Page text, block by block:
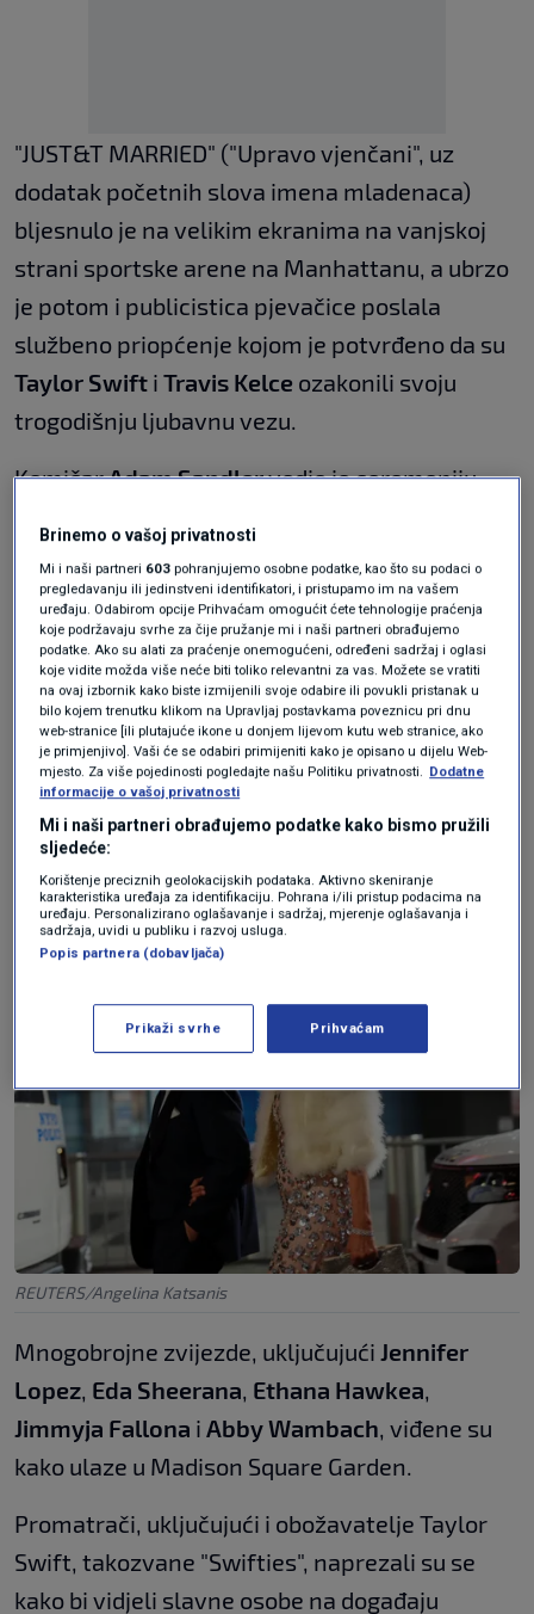
"JUST&T MARRIED" ("Upravo vjenčani", uz
dodatak početnih slova imena mladenaca)
bljesnulo je na velikim ekranima na vanjskoj
strani sportske arene na Manhattanu, a ubrzo
je potom i publicistica pjevačice poslala
službeno priopćenje kojom je potvrđeno da su
Taylor Swift i Travis Kelce ozakonili svoju
trogodišnju ljubavnu vezu.
KomičarAdam Sandlervodio je ceremoniju,
e-pošte pod naslovom "Taylor Swift i Travis
Kelce vjenčani su!".
U prioćenju je Sandler opisan kao prijatelj para.
Taylorin bratAustinbio je "njen svjedok", a
Travisov kum je bio njegov bratJason,
umirovljeni NFL igrač.
Navedeno je i da su mladenka i mladoženja
nosili odjevne kombinacije koje je kreirao
Christian Dior.
REUTERS/Angelina Katsanis
Mnogobrojne zvijezde, uključujući Jennifer
Lopez Eda Sheerana Ethana Hawkea
Jimmyja Fallona i Abby Wambach , viđene su
kako ulaze u Madison Square Garden.
Promatrači, uključujući i obožavatelje Taylor
Swift, takozvane "Swifties", naprezali su se
kako bi vidjeli slavne osobe na događaju
Brinemo o vašoj privatnosti
Mi i naši partneri 603 pohranjujemo osobne podatke, kao što su podaci o
pregledavanju ili jedinstveni identifikatori, i pristupamo im na vašem
uređaju. Odabirom opcije Prihvaćam omogućit ćete tehnologije praćenja
koje podržavaju svrhe za čije pružanje mi i naši partneri obrađujemo
podatke. Ako su alati za praćenje onemogućeni, određeni sadržaj i oglasi
koje vidite možda više neće biti toliko relevantni za vas. Možete se vratiti
na ovaj izbornik kako biste izmijenili svoje odabire ili povukli pristanak u
bilo kojem trenutku klikom na Upravljaj postavkama poveznicu pri dnu
web-stranice [ili plutajuće ikone u donjem lijevom kutu web stranice, ako
je primjenjivo]. Vaši će se odabiri primijeniti kako je opisano u dijelu Web-
mjesto. Za više pojedinosti pogledajte našu Politiku privatnosti. Dodatne
informacije o vašoj privatnosti
Mi i naši partneri obrađujemo podatke kako bismo pružili
sljedeće:
Korištenje preciznih geolokacijskih podataka. Aktivno skeniranje
karakteristika uređaja za identifikaciju. Pohrana i/ili pristup podacima na
uređaju. Personalizirano oglašavanje i sadržaj, mjerenje oglašavanja i
sadržaja, uvidi u publiku i razvoj usluga.
Popis partnera (dobavljača)
Prikaži svrhe Prihvaćam